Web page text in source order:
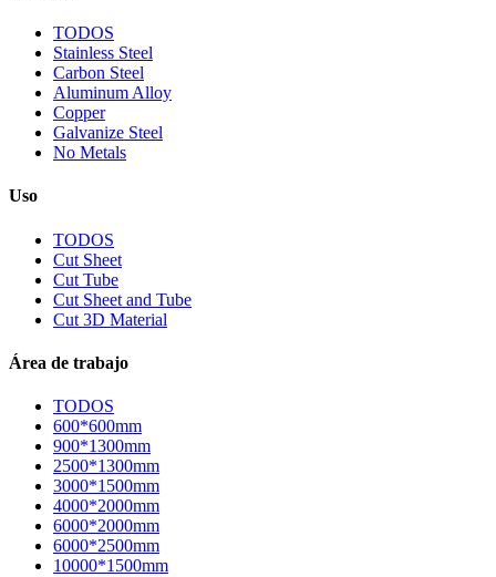
TODOS
Stainless Steel
Carbon Steel
Aluminum Alloy
Copper
Galvanize Steel
No Metals
Uso
TODOS
Cut Sheet
Cut Tube
Cut Sheet and Tube
Cut 3D Material
Área de trabajo
TODOS
600*600mm
900*1300mm
2500*1300mm
3000*1500mm
4000*2000mm
6000*2000mm
6000*2500mm
10000*1500mm